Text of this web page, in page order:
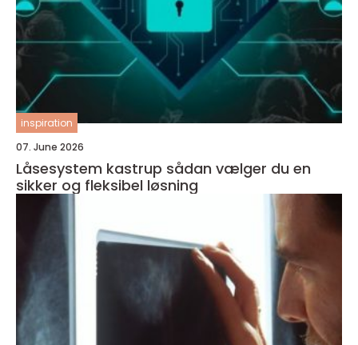
inspiration
07. June 2026
Låsesystem kastrup sådan vælger du en
sikker og fleksibel løsning